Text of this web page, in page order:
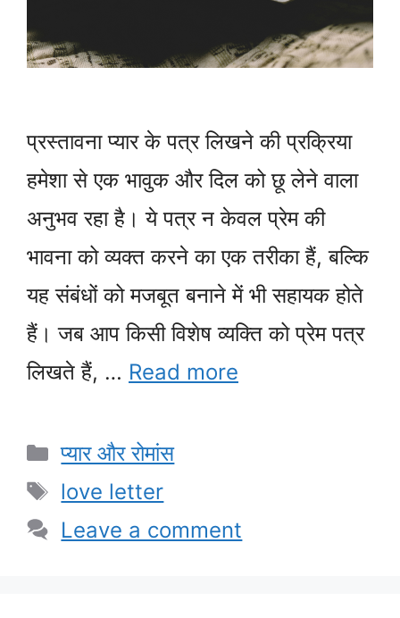
प्रस्तावना प्यार के पत्र लिखने की प्रक्रिया
हमेशा से एक भावुक और दिल को छू लेने वाला
अनुभव रहा है। ये पत्र न केवल प्रेम की
भावना को व्यक्त करने का एक तरीका हैं, बल्कि
यह संबंधों को मजबूत बनाने में भी सहायक होते
हैं। जब आप किसी विशेष व्यक्ति को प्रेम पत्र
लिखते हैं, … Read more
Categories
प्यार और रोमांस
Tags
love letter
Leave a comment